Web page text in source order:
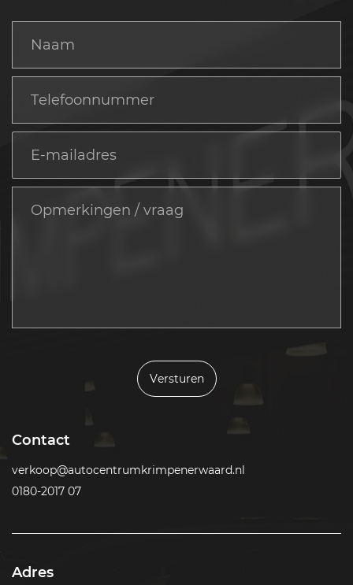
Versturen
Contact
verkoop@autocentrumkrimpenerwaard.nl
0180-2017 07
Adres